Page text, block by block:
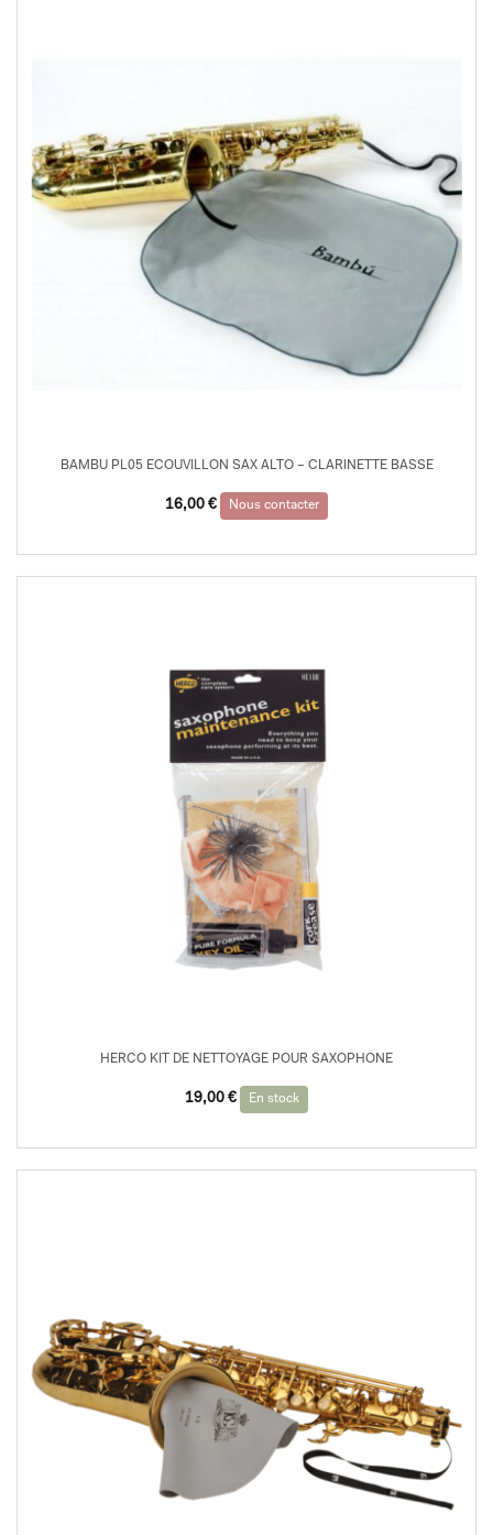
BAMBU PL05 ECOUVILLON SAX ALTO – CLARINETTE BASSE
16,00 € Nous contacter
HERCO KIT DE NETTOYAGE POUR SAXOPHONE
19,00 € En stock